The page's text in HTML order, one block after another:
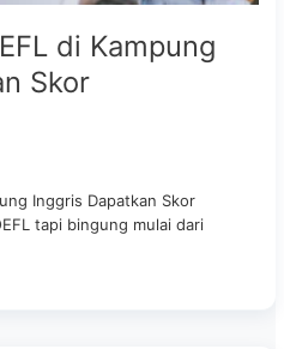
di Kampung
Skor
Inggris Dapatkan Skor
tapi bingung mulai dari